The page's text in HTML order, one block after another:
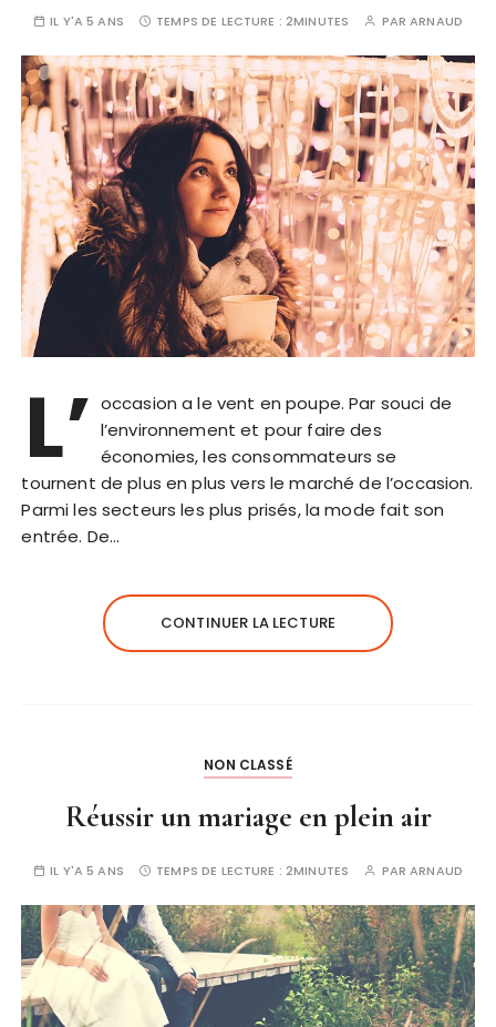
IL Y'A 5 ANS TEMPS DE LECTURE :2MINUTES PARARNAUD
L’ occasion a le vent en poupe. Par souci de
l’environnement et pour faire des
économies, les consommateurs se
tournent de plus en plus vers le marché de l’occasion.
Parmi les secteurs les plus prisés, la mode fait son
entrée. De…
CONTINUER LA LECTURE
NON CLASSÉ
Réussir un mariage en plein air
IL Y'A 5 ANS TEMPS DE LECTURE :2MINUTES PARARNAUD